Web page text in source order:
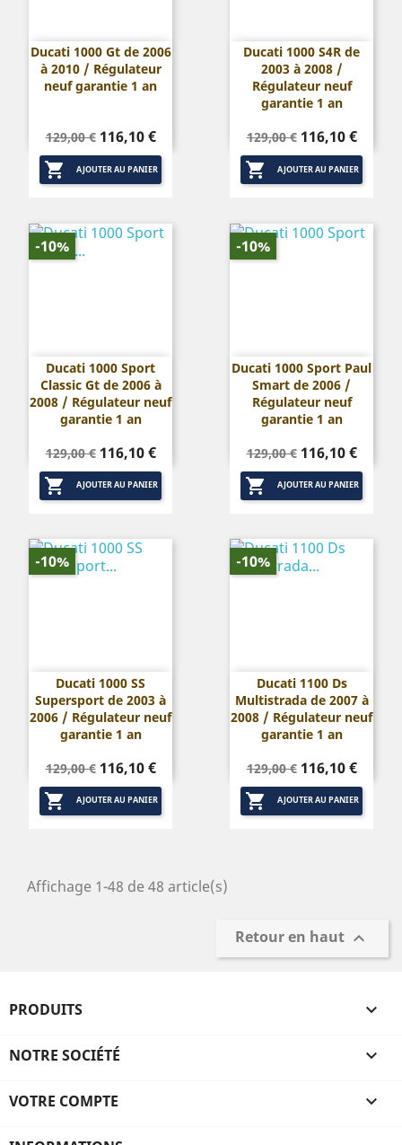
Ducati 1000 Gt de 2006
à 2010 / Régulateur
neuf garantie 1 an
Prix
de
base
129,00 € Prix
116,10 €
 AJOUTER AU PANIER
Ducati 1000 S4R de
2003 à 2008 /
Régulateur neuf
garantie 1 an
Prix
de
base
129,00 € Prix
116,10 €
 AJOUTER AU PANIER
Ducati 1000 Sport
Classic Gt de 2006 à
2008 / Régulateur neuf
garantie 1 an
Prix
de
base
129,00 € Prix
116,10 €
 AJOUTER AU PANIER
-10%
Ducati 1000 Sport Paul
Smart de 2006 /
Régulateur neuf
garantie 1 an
Prix
de
base
129,00 € Prix
116,10 €
 AJOUTER AU PANIER
-10%
Ducati 1000 SS
Supersport de 2003 à
2006 / Régulateur neuf
garantie 1 an
Prix
de
base
129,00 € Prix
116,10 €
 AJOUTER AU PANIER
-10%
Ducati 1100 Ds
Multistrada de 2007 à
2008 / Régulateur neuf
garantie 1 an
Prix
de
base
129,00 € Prix
116,10 €
 AJOUTER AU PANIER
-10%
Affichage 1-48 de 48 article(s)
Retour en haut 
PRODUITS 
NOTRE SOCIÉTÉ 
VOTRE COMPTE 